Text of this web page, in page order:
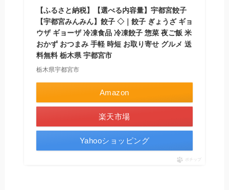
【ふるさと納税】【選べる内容量】宇都宮餃子
【宇都宮みんみん】餃子 ◇｜餃子 ぎょうざ ギョ
ウザ ギョーザ 冷凍食品 冷凍餃子 惣菜 夜ご飯 米
おかず おつまみ 手軽 時短 お取り寄せ グルメ 送
料無料 栃木県 宇都宮市
栃木県宇都宮市
Amazon
楽天市場
Yahooショッピング
ポチップ